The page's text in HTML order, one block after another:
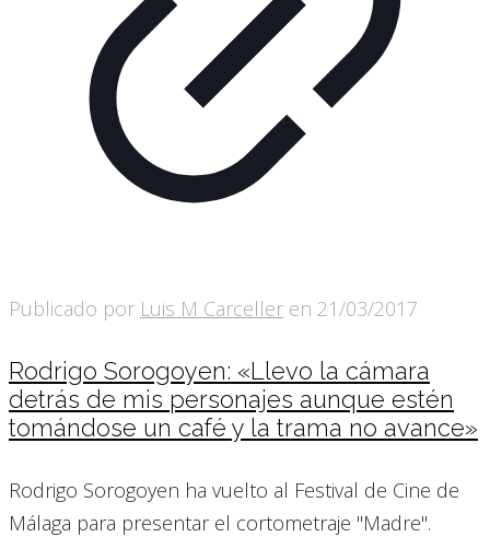
Publicado por Luis M Carceller en 21/03/2017
Rodrigo Sorogoyen: «Llevo la cámara
detrás de mis personajes aunque estén
tomándose un café y la trama no avance»
Rodrigo Sorogoyen ha vuelto al Festival de Cine de
Málaga para presentar el cortometraje "Madre".